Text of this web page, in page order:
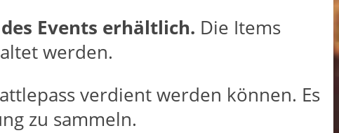
Events erhältlich. Die Items
werden.
verdient werden können. Es
zu sammeln.